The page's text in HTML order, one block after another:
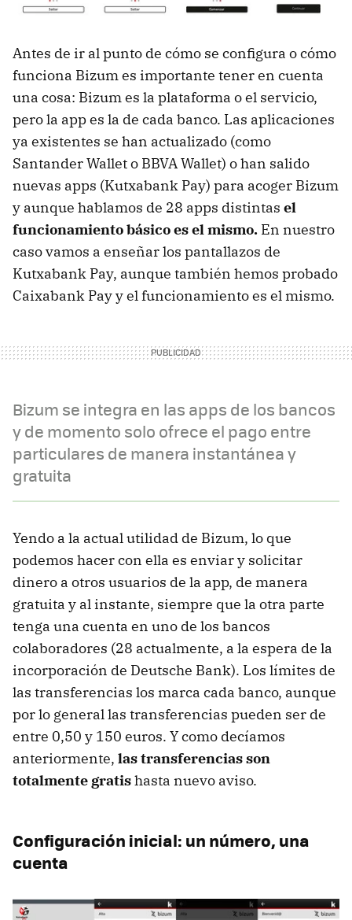
Antes de ir al punto de cómo se configura o cómo
funciona Bizum es importante tener en cuenta
una cosa: Bizum es la plataforma o el servicio,
pero la app es la de cada banco. Las aplicaciones
ya existentes se han actualizado (como
Santander Wallet o BBVA Wallet) o han salido
nuevas apps (Kutxabank Pay) para acoger Bizum
y aunque hablamos de 28 apps distintas el
funcionamiento básico es el mismo. En nuestro
caso vamos a enseñar los pantallazos de
Kutxabank Pay, aunque también hemos probado
Caixabank Pay y el funcionamiento es el mismo.
Bizum se integra en las apps de los bancos
y de momento solo ofrece el pago entre
particulares de manera instantánea y
gratuita
Yendo a la actual utilidad de Bizum, lo que
podemos hacer con ella es enviar y solicitar
dinero a otros usuarios de la app, de manera
gratuita y al instante, siempre que la otra parte
tenga una cuenta en uno de los bancos
colaboradores (28 actualmente, a la espera de la
incorporación de Deutsche Bank). Los límites de
las transferencias los marca cada banco, aunque
por lo general las transferencias pueden ser de
entre 0,50 y 150 euros. Y como decíamos
anteriormente, las transferencias son
totalmente gratishasta nuevo aviso.
Configuración inicial: un número, una
cuenta